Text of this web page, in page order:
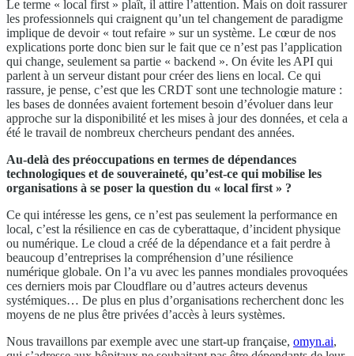
Le terme « local first » plaît, il attire l’attention. Mais on doit rassurer
les professionnels qui craignent qu’un tel changement de paradigme
implique de devoir « tout refaire » sur un système. Le cœur de nos
explications porte donc bien sur le fait que ce n’est pas l’application
qui change, seulement sa partie « backend ». On évite les API qui
parlent à un serveur distant pour créer des liens en local. Ce qui
rassure, je pense, c’est que les CRDT sont une technologie mature :
les bases de données avaient fortement besoin d’évoluer dans leur
approche sur la disponibilité et les mises à jour des données, et cela a
été le travail de nombreux chercheurs pendant des années.
Au-delà des préoccupations en termes de dépendances
technologiques et de souveraineté, qu’est-ce qui mobilise les
organisations à se poser la question du « local first » ?
Ce qui intéresse les gens, ce n’est pas seulement la performance en
local, c’est la résilience en cas de cyberattaque, d’incident physique
ou numérique. Le cloud a créé de la dépendance et a fait perdre à
beaucoup d’entreprises la compréhension d’une résilience
numérique globale. On l’a vu avec les pannes mondiales provoquées
ces derniers mois par Cloudflare ou d’autres acteurs devenus
systémiques… De plus en plus d’organisations recherchent donc les
moyens de ne plus être privées d’accès à leurs systèmes.
Nous travaillons par exemple avec une start-up française, omyn.ai,